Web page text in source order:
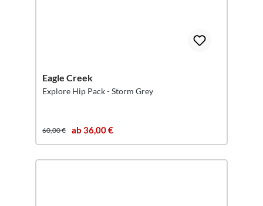
Eagle Creek
Explore Hip Pack - Storm Grey
60,00 € ab 36,00 €